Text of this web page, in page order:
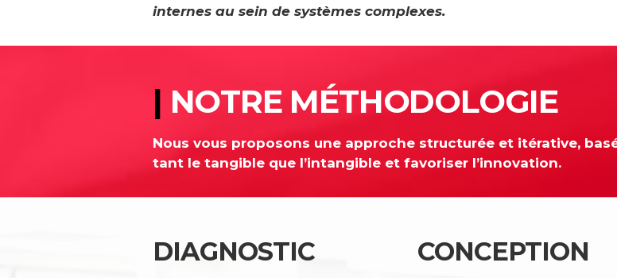
internes au sein de systèmes complexes.
| NOTRE MÉTHODOLOGIE
Nous vous proposons une approche structurée et itérative,
tant le tangible que l’intangible et favoriser l’innovation.
DIAGNOSTIC CONCEPTION